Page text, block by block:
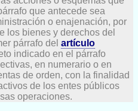
que antecede sea
o enajenación, por
los bienes y derechos del
párrafo del artículo
indicado en el párrafo
en numerario o en
de orden, con la finalidad
de los entes públicos
operaciones.